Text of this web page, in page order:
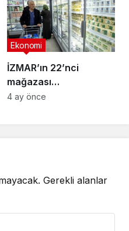
İZMAR’ın 22’nci
mağazası
Osmangazi’de açıldı
Ekonomi
4 ay önce
Gerekli alanlar